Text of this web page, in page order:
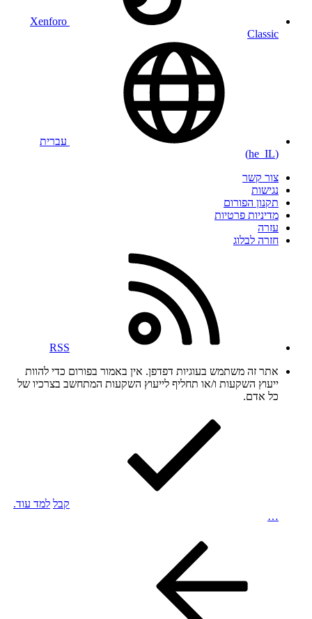
Xenforo
Classic
עברית
(he_IL)
צור קשר
נגישות
תקנון הפורום
מדיניות פרטיות
עזרה
חזרה לבלוג
RSS
אתר זה משתמש בעוגיות דפדפן. אין באמור בפורום כדי להוות
ייעוץ השקעות ו/או תחליף לייעוץ השקעות המתחשב בצרכיו של
כל אדם.
קבל למד עוד.
…